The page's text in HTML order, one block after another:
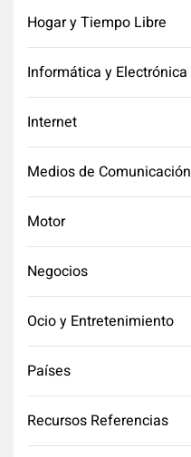
Hogar y Tiempo Libre
Informática y Electrónica
Internet
Medios de Comunicación
Motor
Negocios
Ocio y Entretenimiento
Países
Recursos Referencias